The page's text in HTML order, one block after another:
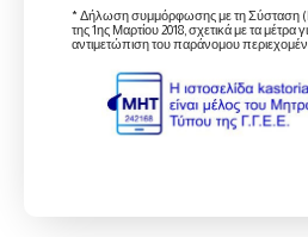
* Δήλωση συμμόρφωσης με τη Σύσταση
της 1ης Μαρτίου 2018, σχετικά με τα μέτρα
αντιμετώπιση του παράνομου